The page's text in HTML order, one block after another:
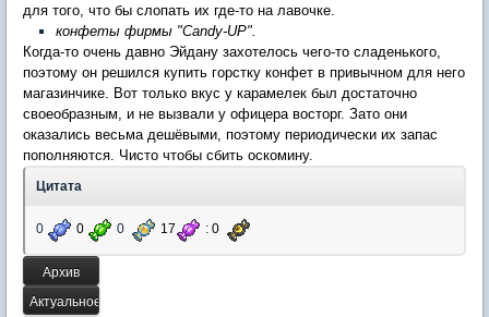
для того, что бы слопать их где-то на лавочке.
конфеты фирмы "Candy-UP".
Когда-то очень давно Эйдану захотелось чего-то сладенького,
поэтому он решился купить горстку конфет в привычном для него
магазинчике. Вот только вкус у карамелек был достаточно
своеобразным, и не вызвали у офицера восторг. Зато они
оказались весьма дешёвыми, поэтому периодически их запас
пополняются. Чисто чтобы сбить оскомину.
Цитата
0 0 0 17 : 0